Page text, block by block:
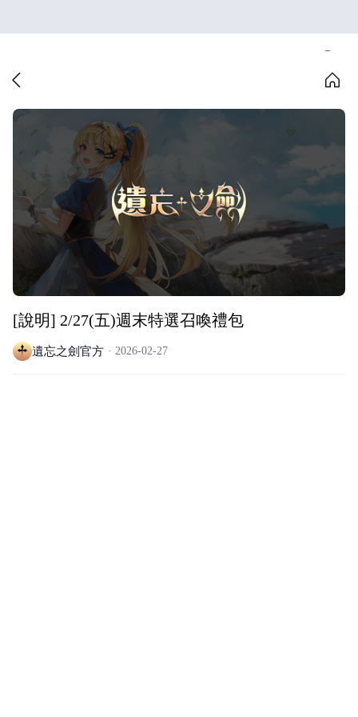
[說明] 2/27(五)週末特選召喚禮包
遺忘之劍官方 2026-02-27